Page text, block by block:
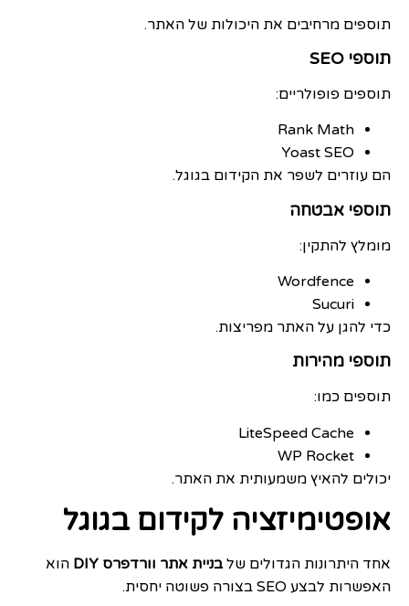
תוספים מרחיבים את היכולות של האתר.
תוספי SEO
תוספים פופולריים:
Rank Math
Yoast SEO
הם עוזרים לשפר את הקידום בגוגל.
תוספי אבטחה
מומלץ להתקין:
Wordfence
Sucuri
כדי להגן על האתר מפריצות.
תוספי מהירות
תוספים כמו:
LiteSpeed Cache
WP Rocket
יכולים להאיץ משמעותית את האתר.
אופטימיזציה לקידום בגוגל
אחד היתרונות הגדולים שלבניית אתר וורדפרס DIY
הוא
האפשרות לבצע SEO בצורה פשוטה יחסית.